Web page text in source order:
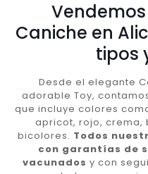
Caniche en
tipos
Desde el elegante
adorable Toy,
que incluye colores
apricot, rojo, crema,
bicolores. Todos
con garantías de
vacunados y con